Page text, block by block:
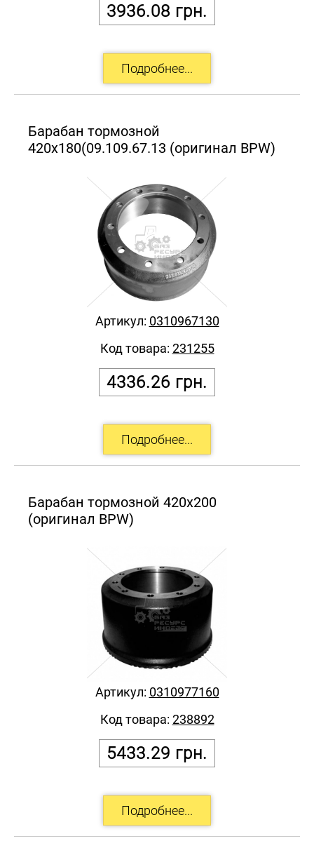
3936.08 грн.
Барабан тормозной
420х180(09.109.67.13 (оригинал BPW)
4336.26 грн.
Артикул: 0310967130
Код товара: 231255
Барабан тормозной 420х200
(оригинал BPW)
5433.29 грн.
Артикул: 0310977160
Код товара: 238892